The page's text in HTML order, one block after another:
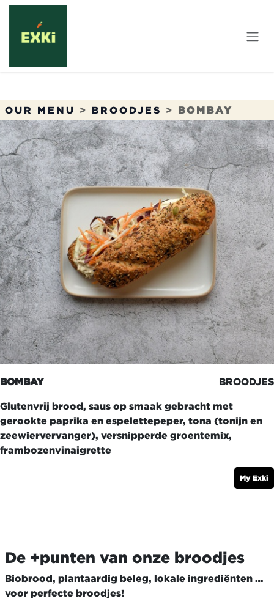
Overslaan naar inhoud
OUR MENU > BROODJES > BOMBAY
BOMBAY BROODJES
Glutenvrij brood, saus op smaak gebracht met
gerookte paprika en espelettepeper, tona (tonijn en
zeewiervervanger), versnipperde groentemix,
frambozenvinaigrette
My Exki
De +punten van onze broodjes
Biobrood, plantaardig beleg, lokale ingrediënten …
voor perfecte broodjes!